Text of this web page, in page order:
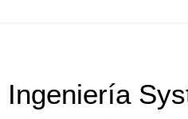
Ingeniería